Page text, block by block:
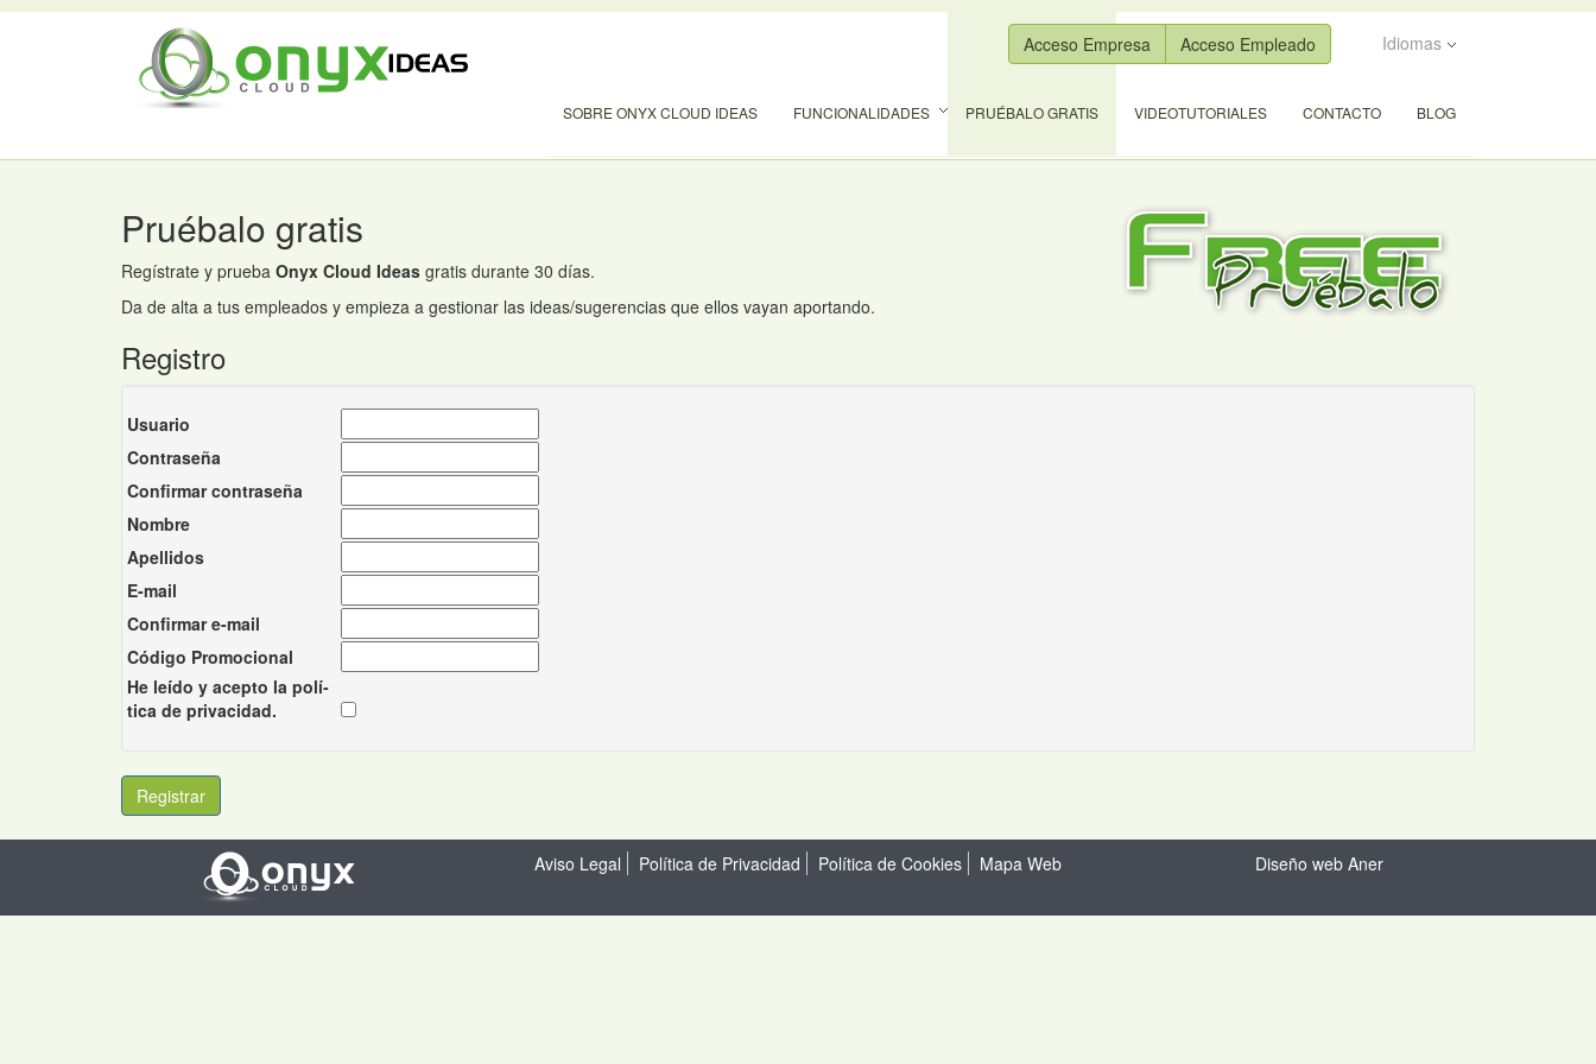
Idiomas
Acceso Empresa Acceso Empleado
SOBRE ONYX CLOUD IDEAS FUNCIONALIDADES PRUÉBALO GRATIS VIDEOTUTORIALES CONTACTO BLOG
Pruébalo gratis
Regístrate y prueba Onyx Cloud Ideas gratis durante 30 días.
Da de alta a tus empleados y empieza a gestionar las ideas/sugerencias que ellos vayan aportando.
Registro
Usuario
Contraseña
Confirmar contraseña
Nombre
Apellidos
E-mail
Confirmar e-mail
Código Promocional
He leído y acepto la polí­
tica de privacidad.
Registrar
Aviso Legal Política de Privacidad Política de Cookies Mapa Web Diseño web Aner